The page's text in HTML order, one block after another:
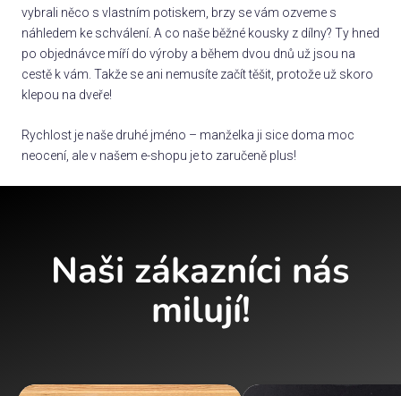
vybrali něco s vlastním potiskem, brzy se vám ozveme s
náhledem ke schválení. A co naše běžné kousky z dílny? Ty hned
po objednávce míří do výroby a během dvou dnů už jsou na
cestě k vám. Takže se ani nemusíte začít těšit, protože už skoro
klepou na dveře!
Rychlost je naše druhé jméno – manželka ji sice doma moc
neocení, ale v našem e-shopu je to zaručeně plus!
Naši zákazníci nás
milují!